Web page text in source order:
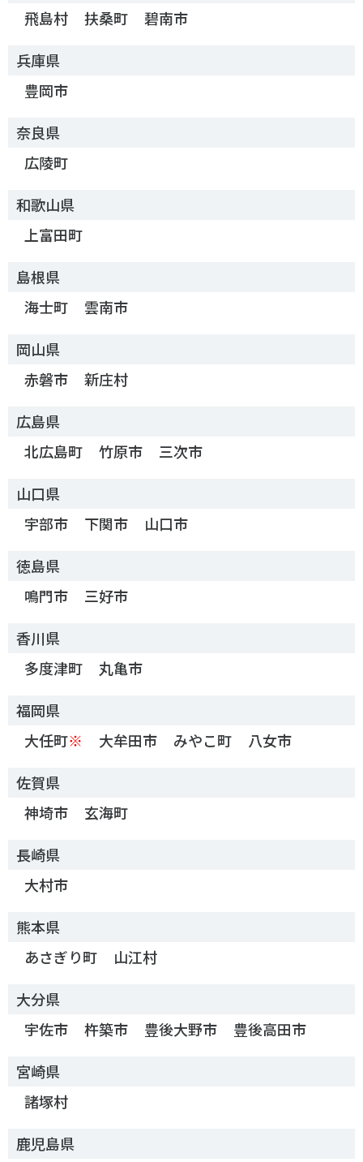
飛島村 扶桑町
碧南市
兵庫県
豊岡市
奈良県
広陵町
和歌山県
上富田町
島根県
海士町
雲南市
岡山県
赤磐市
新庄村
広島県
北広島町
竹原市
三次市
山口県
宇部市
下関市
山口市
徳島県
鳴門市
三好市
香川県
多度津町
丸亀市
福岡県
大任町※ 大牟田市 みやこ町
八女市
佐賀県
神埼市
玄海町
長崎県
大村市
熊本県
あさぎり町
山江村
大分県
宇佐市
杵築市 豊後大野市
豊後高田市
宮崎県
諸塚村
鹿児島県